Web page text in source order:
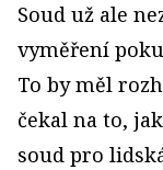
Soud už ale
vyměření
To by měl
čekal na to,
soud pro